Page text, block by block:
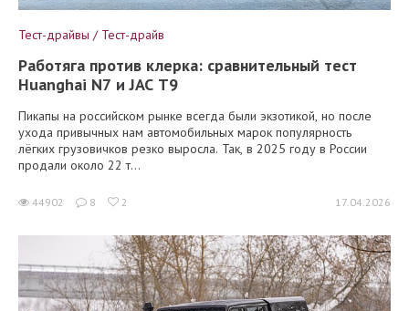
Тест-драйвы / Тест-драйв
Работяга против клерка: сравнительный тест
Huanghai N7 и JAC T9
Пикапы на российском рынке всегда были экзотикой, но после
ухода привычных нам автомобильных марок популярность
лёгких грузовичков резко выросла. Так, в 2025 году в России
продали около 22 т...
44902 8 2 17.04.2026